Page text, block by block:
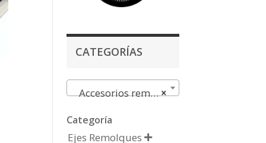
CATEGORÍAS
×
Accesorios remolques
Categoría
Ejes Remolques 